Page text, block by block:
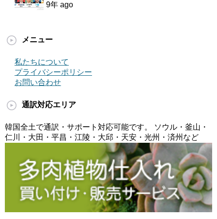
9年 ago
メニュー
私たちについて
プライバシーポリシー
お問い合わせ
通訳対応エリア
韓国全土で通訳・サポート対応可能です。 ソウル・釜山・
仁川・大田・平昌・江陵・大邱・天安・光州・済州など